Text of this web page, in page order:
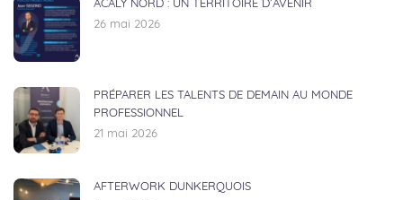
ACALY NORD : UN TERRITOIRE D’AVENIR
26 mai 2026
PRÉPARER LES TALENTS DE DEMAIN AU MONDE
PROFESSIONNEL
21 mai 2026
AFTERWORK DUNKERQUOIS